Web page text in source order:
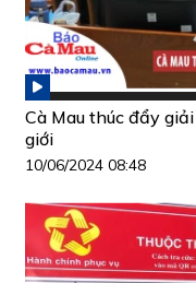
Cà Mau thúc đẩy
giới
10/06/2024 08:48